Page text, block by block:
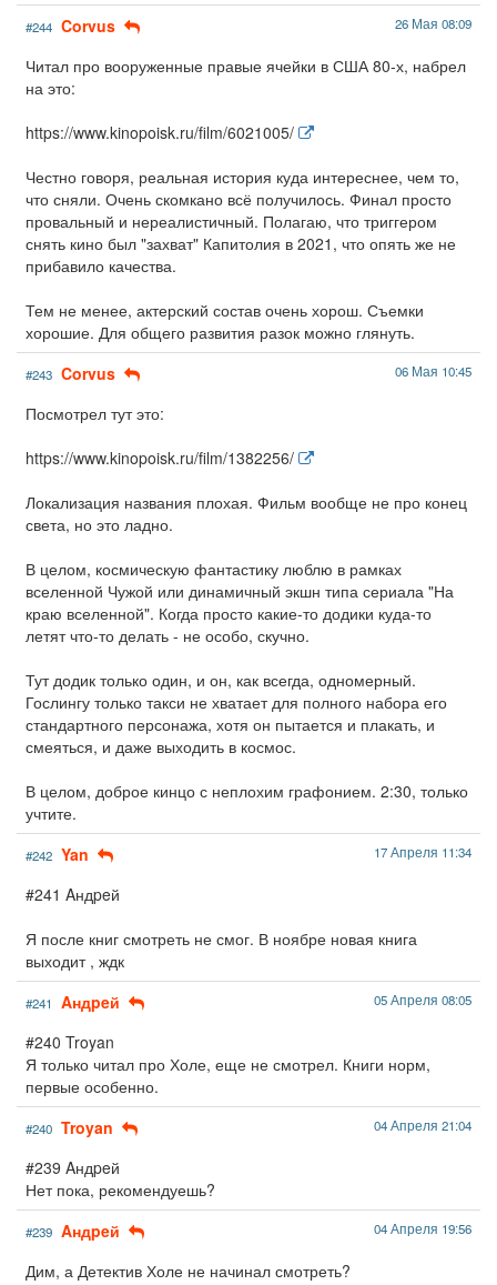
#244 Corvus 26 Мая 08:09
Читал про вооруженные правые ячейки в США 80-х, набрел
на это:
https://www.kinopoisk.ru/film/6021005/
Честно говоря, реальная история куда интереснее, чем то,
что сняли. Очень скомкано всё получилось. Финал просто
провальный и нереалистичный. Полагаю, что триггером
снять кино был "захват" Капитолия в 2021, что опять же не
прибавило качества.
Тем не менее, актерский состав очень хорош. Съемки
хорошие. Для общего развития разок можно глянуть.
#243 Corvus 06 Мая 10:45
Посмотрел тут это:
https://www.kinopoisk.ru/film/1382256/
Локализация названия плохая. Фильм вообще не про конец
света, но это ладно.
В целом, космическую фантастику люблю в рамках
вселенной Чужой или динамичный экшн типа сериала "На
краю вселенной". Когда просто какие-то додики куда-то
летят что-то делать - не особо, скучно.
Тут додик только один, и он, как всегда, одномерный.
Гослингу только такси не хватает для полного набора его
стандартного персонажа, хотя он пытается и плакать, и
смеяться, и даже выходить в космос.
В целом, доброе кинцо с неплохим графонием. 2:30, только
учтите.
#242 Yan 17 Апреля 11:34
#241 Aндpeй
Я после книг смотреть не смог. В ноябре новая книга
выходит , ждк
#241 Aндpeй 05 Апреля 08:05
#240 Troyan
Я только читал про Холе, еще не смотрел. Книги норм,
первые особенно.
#240 Troyan 04 Апреля 21:04
#239 Aндpeй
Нет пока, рекомендуешь?
#239 Aндpeй 04 Апреля 19:56
Дим, а Детектив Холе не начинал смотреть?